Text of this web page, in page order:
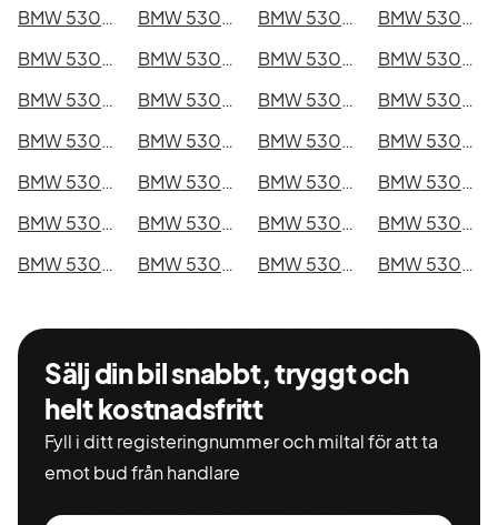
BMW 530d xDrive GT i Eskilstuna
BMW 530d xDrive GT i Kalmar BMW 530d xDrive GT i Karlskrona
BMW 530d xDrive GT i Karlstad
BMW 530d xDrive GT i Kristianstad
BMW 530d xDrive GT i Sundsvall BMW 530d xDrive GT i Umeå
BMW 530d xDrive GT i Varberg
BMW 530d xDrive GT i Borås
BMW 530d xDrive GT i Falkenberg BMW 530d xDrive GT i Gävle
BMW 530d xDrive GT i Luleå
BMW 530d xDrive GT i Lund
BMW 530d xDrive GT i Mönsterås BMW 530d xDrive GT i Uddevalla
BMW 530d xDrive GT i Västervik
BMW 530d xDrive GT i Ystad
BMW 530d xDrive GT i Östersund BMW 530d xDrive GT i Borlänge
BMW 530d xDrive GT i Kiruna
BMW 530d xDrive GT i Nyköping
BMW 530d xDrive GT i Oskarshamn BMW 530d xDrive GT i Sigtuna
BMW 530d xDrive GT i Skellefteå
BMW 530d xDrive GT i Skövde
BMW 530d xDrive GT i Trollhättan BMW 530d xDrive GT i Alingsås BMW 530d xDrive GT i Båstad
Sälj din bil snabbt, tryggt och
helt kostnadsfritt
Fyll i ditt registeringnummer och miltal för att ta
emot bud från handlare